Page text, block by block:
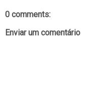
0 comments:
Enviar um comentário